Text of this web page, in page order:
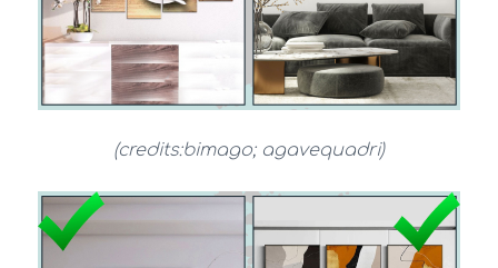
(credits:bimago; agavequadri)